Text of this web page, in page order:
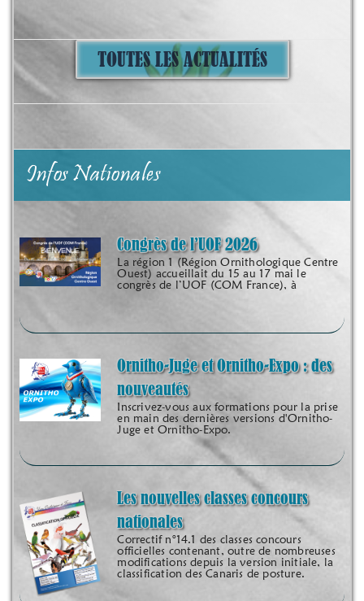
TOUTES LES ACTUALITÉS
Infos Nationales
Congrès de l’UOF 2026
La région 1 (Région Ornithologique Centre
Ouest) accueillait du 15 au 17 mai le
congrès de l’UOF (COM France), à
Ornitho-Juge et Ornitho-Expo : des
nouveautés
Inscrivez-vous aux formations pour la prise
en main des dernières versions d'Ornitho-
Juge et Ornitho-Expo.
Les nouvelles classes concours
nationales
Correctif n°14.1 des classes concours
officielles contenant, outre de nombreuses
modifications depuis la version initiale, la
classification des Canaris de posture.